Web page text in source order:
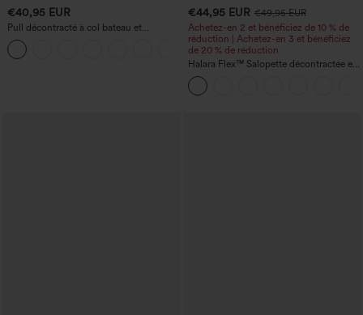
€40,95 EUR
Pull décontracté à col bateau et
manches chauve-souris
+1
€44,95 EUR €49,95 EUR
Achetez-en 2 et bénéficiez de 10 % de
réduction | Achetez-en 3 et bénéficiez
de 20 % de réduction
Halara Flex™ Salopette décontractée en
denim lavé à encolure en V avec poche